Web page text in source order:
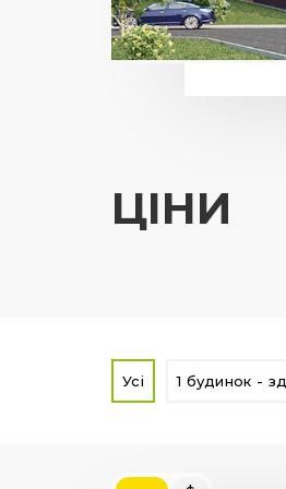
ЦІНИ
Усі 1 будинок -